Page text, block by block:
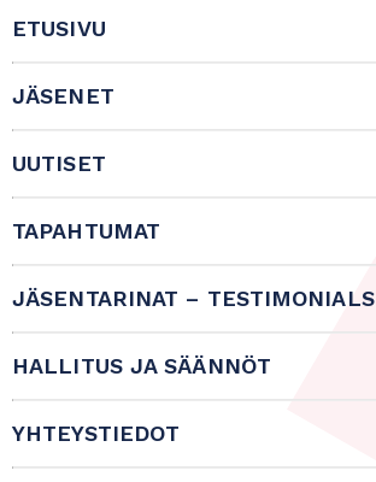
ETUSIVU
JÄSENET
UUTISET
TAPAHTUMAT
JÄSENTARINAT – TESTIMONIALS
HALLITUS JA SÄÄNNÖT
YHTEYSTIEDOT